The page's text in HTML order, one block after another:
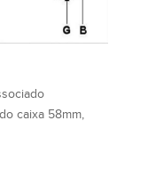
caixa 58mm,